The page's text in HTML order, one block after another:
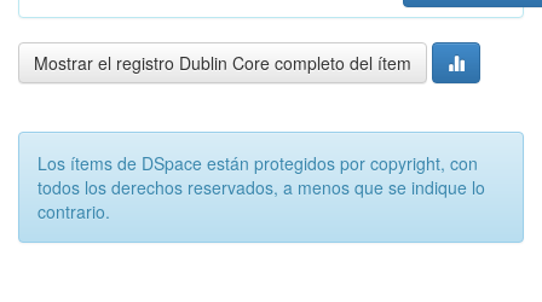
Mostrar el registro Dublin Core completo del ítem
Los ítems de DSpace están protegidos por copyright, con
todos los derechos reservados, a menos que se indique lo
contrario.